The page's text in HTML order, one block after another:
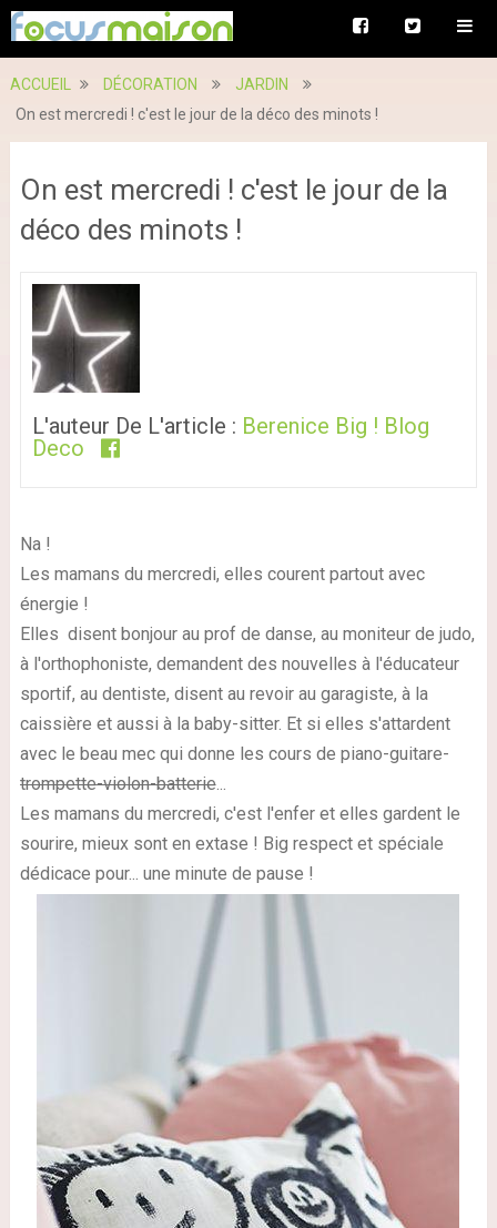
ACCUEIL DÉCORATION
JARDIN
On est mercredi ! c'est le jour de la déco des minots !
On est mercredi ! c'est le jour de la
déco des minots !
L'auteur De L'article : Berenice Big ! Blog
Deco
Na !
Les mamans du mercredi, elles courent partout avec
énergie !
Elles disent bonjour au prof de danse, au moniteur de judo,
à l'orthophoniste, demandent des nouvelles à l'éducateur
sportif, au dentiste, disent au revoir au garagiste, à la
caissière et aussi à la baby-sitter. Et si elles s'attardent
avec le beau mec qui donne les cours de piano-guitare-
trompette-violon-batterie...
Les mamans du mercredi, c'est l'enfer et elles gardent le
sourire, mieux sont en extase ! Big respect et spéciale
dédicace pour... une minute de pause !